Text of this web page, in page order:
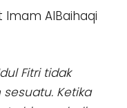
AlBaihaqi
Fitri tidak
Ketika